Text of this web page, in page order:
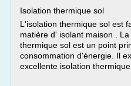
Isolation thermique sol
L'isolation thermique sol est
matière d' isolant maison .
thermique sol est un point
consommation d'énergie. Il
excellente isolation